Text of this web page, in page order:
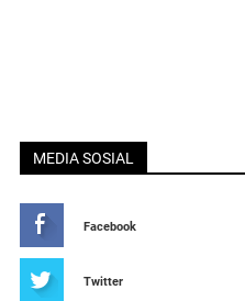
MEDIA SOSIAL
Facebook
Twitter